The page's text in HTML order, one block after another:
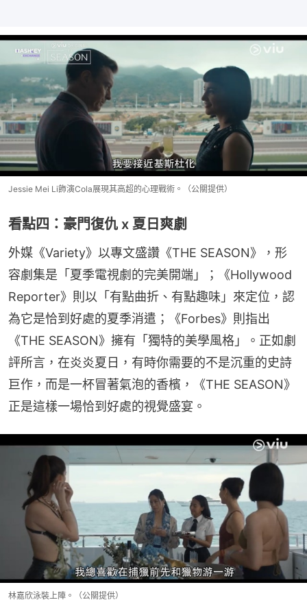
Jessie Mei Li飾演Cola展現其高超的心理戰術。（公關提供）
看點四：豪門復仇 x 夏日爽劇
外媒《Variety》以專文盛讚《THE SEASON》，形
容劇集是「夏季電視劇的完美開端」；《Hollywood
Reporter》則以「有點曲折、有點趣味」來定位，認
為它是恰到好處的夏季消遣；《Forbes》則指出
《THE SEASON》擁有「獨特的美學風格」。正如劇
評所言，在炎炎夏日，有時你需要的不是沉重的史詩
巨作，而是一杯冒著氣泡的香檳，《THE SEASON》
正是這樣一場恰到好處的視覺盛宴。
林嘉欣泳裝上陣。（公關提供）